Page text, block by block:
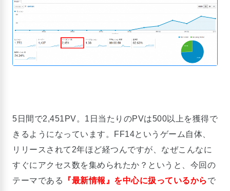
5日間で2,451PV。1日当たりのPVは500以上を獲得で
きるようになっています。FF14というゲーム自体、
リリースされて2年ほど経つんですが、なぜこんなに
すぐにアクセス数を集められたか？というと、今回の
テーマである
『最新情報』を中心に扱っているから で